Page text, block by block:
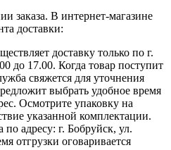
заказа. В интернет-магазине
доставки:
доставку только по г.
до 17.00. Когда товар поступит
свяжется для уточнения
выбрать удобное время
Осмотрите упаковку на
указанной комплектации.
адресу: г. Бобруйск, ул.
отгрузки оговаривается